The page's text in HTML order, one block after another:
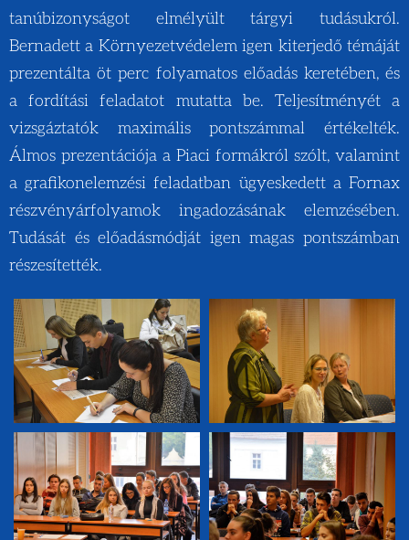
tanúbizonyságot elmélyült tárgyi tudásukról.
Bernadett a Környezetvédelem igen kiterjedő témáját
prezentálta öt perc folyamatos előadás keretében, és
a fordítási feladatot mutatta be. Teljesítményét a
vizsgáztatók maximális pontszámmal értékelték.
Álmos prezentációja a Piaci formákról szólt, valamint
a grafikonelemzési feladatban ügyeskedett a Fornax
részvényárfolyamok ingadozásának elemzésében.
Tudását és előadásmódját igen magas pontszámban
részesítették.